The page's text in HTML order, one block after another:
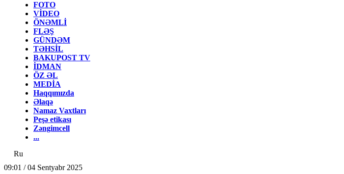
FOTO
VİDEO
ÖNƏMLİ
FLƏŞ
GÜNDƏM
TƏHSİL
BAKUPOST TV
İDMAN
ÖZ ƏL
MEDİA
Haqqımızda
Əlaqə
Namaz Vaxtları
Peşə etikası
Zəngimcell
...
Ru
09:01 / 04 Sentyabr 2025